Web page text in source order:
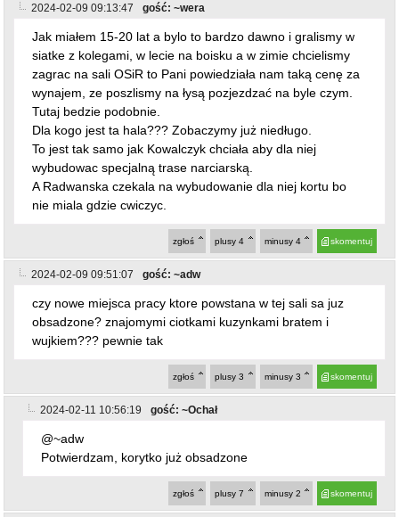
2024-02-09 09:13:47 gość: ~wera
Jak miałem 15-20 lat a bylo to bardzo dawno i gralismy w
siatke z kolegami, w lecie na boisku a w zimie chcielismy
zagrac na sali OSiR to Pani powiedziała nam taką cenę za
wynajem, ze poszlismy na łysą pozjezdzać na byle czym.
Tutaj bedzie podobnie.
Dla kogo jest ta hala??? Zobaczymy już niedługo.
To jest tak samo jak Kowalczyk chciała aby dla niej
wybudowac specjalną trase narciarską.
A Radwanska czekala na wybudowanie dla niej kortu bo
nie miala gdzie cwiczyc.
skomentuj
minusy 4
plusy 4
zgłoś
2024-02-09 09:51:07 gość: ~adw
czy nowe miejsca pracy ktore powstana w tej sali sa juz
obsadzone? znajomymi ciotkami kuzynkami bratem i
wujkiem??? pewnie tak
skomentuj
minusy 3
plusy 3
zgłoś
2024-02-11 10:56:19 gość: ~Ochał
@~adw
Potwierdzam, korytko już obsadzone
skomentuj
minusy 2
plusy 7
zgłoś